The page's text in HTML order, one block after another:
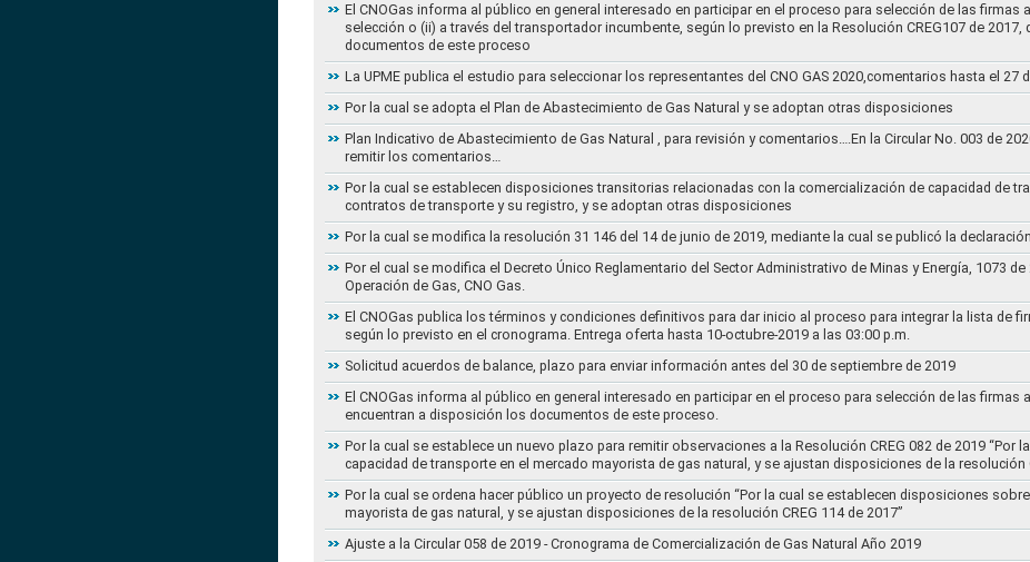
El CNOGas informa al público en general interesado en participar en el proceso para selección de las
selección o (ii) a través del transportador incumbente, según lo previsto en la Resolución CREG107 de
documentos de este proceso
La UPME publica el estudio para seleccionar los representantes del CNO GAS 2020,comentarios hasta el 27
Por la cual se adopta el Plan de Abastecimiento de Gas Natural y se adoptan otras disposiciones
Plan Indicativo de Abastecimiento de Gas Natural , para revisión y comentarios….En la Circular No. 003 de
remitir los comentarios…
Por la cual se establecen disposiciones transitorias relacionadas con la comercialización de capacidad de
contratos de transporte y su registro, y se adoptan otras disposiciones
Por la cual se modifica la resolución 31 146 del 14 de junio de 2019, mediante la cual se publicó la
Por el cual se modifica el Decreto Único Reglamentario del Sector Administrativo de Minas y Energía, 1073
Operación de Gas, CNO Gas.
El CNOGas publica los términos y condiciones definitivos para dar inicio al proceso para integrar la lista de
según lo previsto en el cronograma. Entrega oferta hasta 10-octubre-2019 a las 03:00 p.m.
Solicitud acuerdos de balance, plazo para enviar información antes del 30 de septiembre de 2019
El CNOGas informa al público en general interesado en participar en el proceso para selección de las
encuentran a disposición los documentos de este proceso.
Por la cual se establece un nuevo plazo para remitir observaciones a la Resolución CREG 082 de 2019
capacidad de transporte en el mercado mayorista de gas natural, y se ajustan disposiciones de la resolución
Por la cual se ordena hacer público un proyecto de resolución “Por la cual se establecen disposiciones
mayorista de gas natural, y se ajustan disposiciones de la resolución CREG 114 de 2017”
Ajuste a la Circular 058 de 2019 - Cronograma de Comercialización de Gas Natural Año 2019